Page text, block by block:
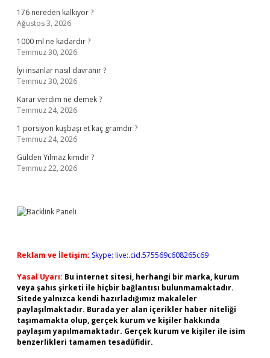
176 nereden kalkıyor ?
Ağustos 3, 2026
1000 ml ne kadardır ?
Temmuz 30, 2026
İyi insanlar nasıl davranır ?
Temmuz 30, 2026
Karar verdim ne demek ?
Temmuz 24, 2026
1 porsiyon kuşbaşı et kaç gramdır ?
Temmuz 24, 2026
Gülden Yılmaz kimdir ?
Temmuz 22, 2026
Reklam ve İletişim: Skype: live:.cid.575569c608265c69
Yasal Uyarı: Bu internet sitesi, herhangi bir marka, kurum
veya şahıs şirketi ile hiçbir bağlantısı bulunmamaktadır.
Sitede yalnızca kendi hazırladığımız makaleler
paylaşılmaktadır. Burada yer alan içerikler haber niteliği
taşımamakta olup, gerçek kurum ve kişiler hakkında
paylaşım yapılmamaktadır. Gerçek kurum ve kişiler ile isim
benzerlikleri tamamen tesadüfidir.